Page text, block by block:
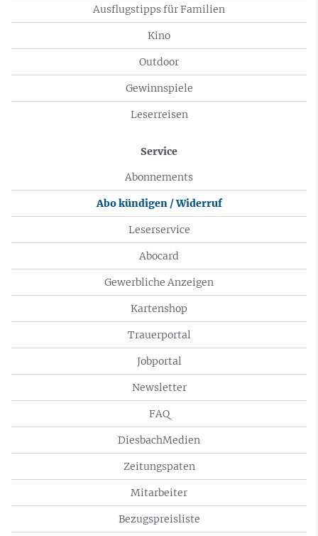
Ausflugstipps für Familien
Kino
Outdoor
Gewinnspiele
Leserreisen
Service
Abonnements
Abo kündigen / Widerruf
Leserservice
Abocard
Gewerbliche Anzeigen
Kartenshop
Trauerportal
Jobportal
Newsletter
FAQ
DiesbachMedien
Zeitungspaten
Mitarbeiter
Bezugspreisliste